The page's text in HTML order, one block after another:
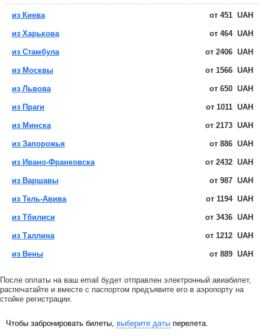
из Киева от 451 UAH
из Харькова от 464 UAH
из Стамбула от 2406 UAH
из Москвы от 1566 UAH
из Львова от 650 UAH
из Праги от 1011 UAH
из Минска от 2173 UAH
из Запорожья от 886 UAH
из Ивано-Франковска от 2432 UAH
из Варшавы от 987 UAH
из Тель-Авива от 1194 UAH
из Тбилиси от 3436 UAH
из Таллина от 1212 UAH
из Вены от 889 UAH
После оплаты на ваш email будет отправлен электронный авиабилет,
распечатайте и вместе с паспортом предъявите его в аэропорту на
стойке регистрации.
Чтобы забронировать билеты, выберите даты перелета.